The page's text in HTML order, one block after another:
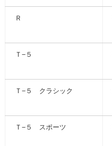
Ｒ
Ｔ−５
Ｔ−５ クラシック
Ｔ−５ スポーツ